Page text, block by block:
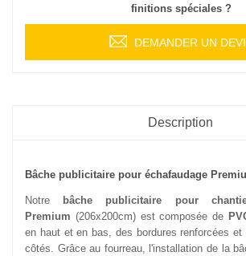
finitions spéciales ?
DEMANDER UN
Description
Bâche publicitaire pour échafaudage
Notre bâche publicitaire pour
Premium (206x200cm) est composée de
en haut et en bas, des bordures renforcées
côtés. Grâce au fourreau, l'installation de la